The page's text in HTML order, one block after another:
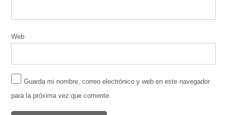
Web
Guarda mi nombre, correo electrónico y web en este navegador
para la próxima vez que comente.